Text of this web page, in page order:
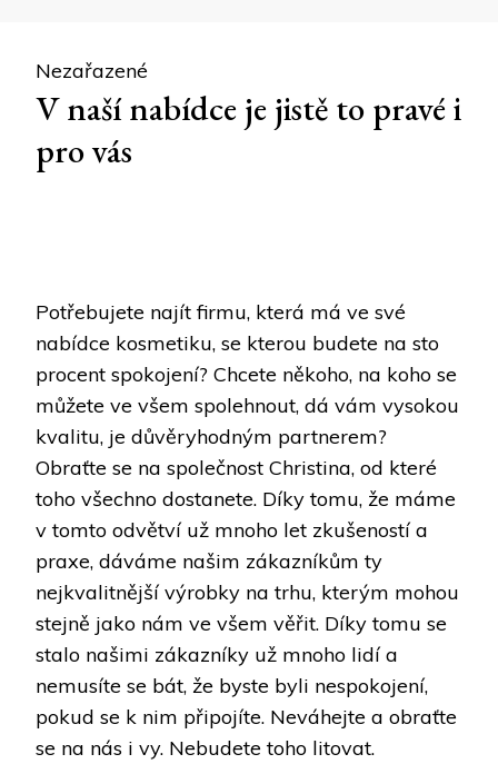
Nezařazené
V naší nabídce je jistě to pravé i
pro vás
Potřebujete najít firmu, která má ve své
nabídce kosmetiku, se kterou budete na sto
procent spokojení? Chcete někoho, na koho se
můžete ve všem spolehnout, dá vám vysokou
kvalitu, je důvěryhodným partnerem?
Obraťte se na společnost Christina, od které
toho všechno dostanete. Díky tomu, že máme
v tomto odvětví už mnoho let zkušeností a
praxe, dáváme našim zákazníkům ty
nejkvalitnější výrobky na trhu, kterým mohou
stejně jako nám ve všem věřit. Díky tomu se
stalo našimi zákazníky už mnoho lidí a
nemusíte se bát, že byste byli nespokojení,
pokud se k nim připojíte. Neváhejte a obraťte
se na nás i vy. Nebudete toho litovat.